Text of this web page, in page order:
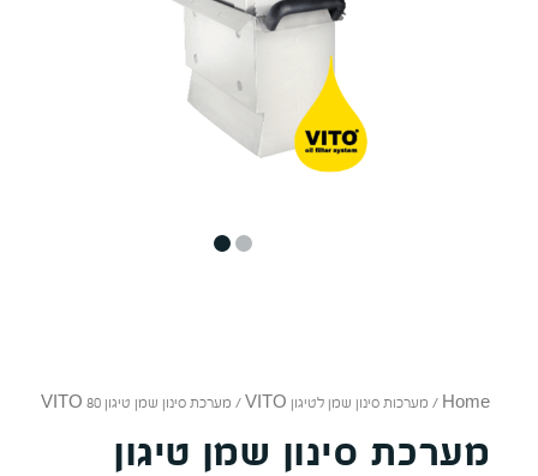
Home
/ מערכות סינון שמן לטיגון VITO / מערכת סינון שמן טיגון VITO 80
מערכת סינון שמן טיגון
1
2